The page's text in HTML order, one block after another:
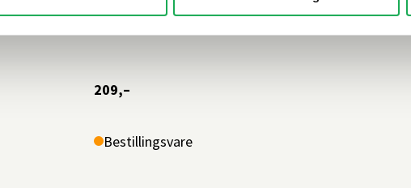
Krom
209,–
Bestillingsvare